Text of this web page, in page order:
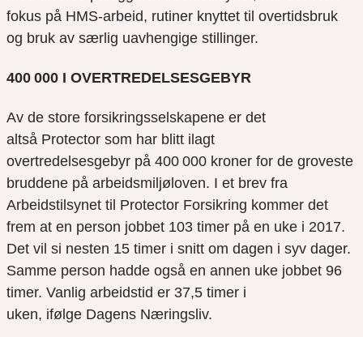
fokus på HMS-arbeid, rutiner knyttet til overtidsbruk
og bruk av særlig uavhengige stillinger.
400 000 I OVERTREDELSESGEBYR
Av de store forsikringsselskapene er det
altså Protector som har blitt ilagt
overtredelsesgebyr på 400 000 kroner for de groveste
bruddene på arbeidsmiljøloven. I et brev fra
Arbeidstilsynet til Protector Forsikring kommer det
frem at en person jobbet 103 timer på en uke i 2017.
Det vil si nesten 15 timer i snitt om dagen i syv dager.
Samme person hadde også en annen uke jobbet 96
timer. Vanlig arbeidstid er 37,5 timer i
uken, ifølge Dagens Næringsliv.